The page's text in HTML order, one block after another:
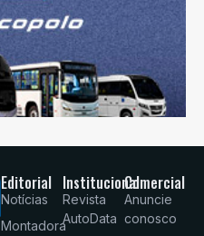
Editorial
Notícias
Montadora
Institucional
Revista
AutoData
Comercial
Anuncie
conosco